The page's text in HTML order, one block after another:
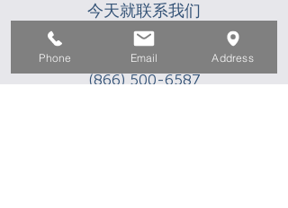
今天就联系我们
info@ocworkforcesolutions.com
(866) 500-6587
Phone Email Address